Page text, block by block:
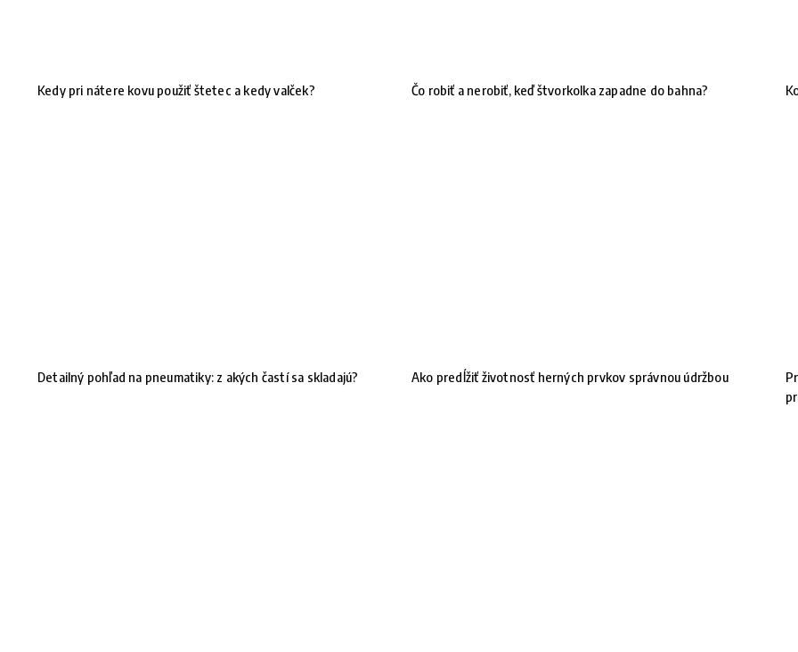
Kedy pri nátere kovu použiť štetec a kedy valček? Čo robiť a nerobiť, keď štvorkolka zapadne do bahna?
Detailný pohľad na pneumatiky: z akých častí sa skladajú? Ako predĺžiť životnosť herných prvkov správnou údržbou